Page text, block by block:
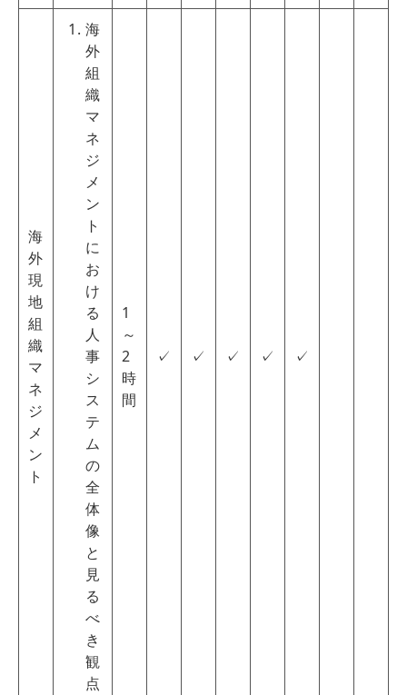
海
外
現
地
組
織
マ
ネ
ジ
メ
ン
ト
海
外
組
織
マ
ネ
ジ
メ
ン
ト
に
お
け
る
人
事
シ
ス
テ
ム
の
全
体
像
と
見
る
べ
き
観
点
1
～
2
時
間
✓ ✓ ✓ ✓ ✓